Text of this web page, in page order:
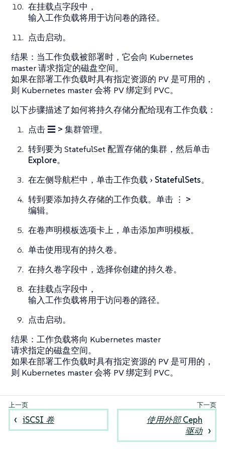
在挂载点字段中，
输入工作负载将用于访问卷的路径。
点击启动。
结果 ：当工作负载被部署时，它会向 Kubernetes
master 请求指定的磁盘空间。
如果在部署工作负载时具有指定资源的 PV 是可用的，
则 Kubernetes master 会将 PV 绑定到 PVC。
以下步骤描述了如何将持久存储分配给现有工作负载：
点击 ☰ > 集群管理。
转到要为 StatefulSet 配置存储的集群，然后单击
Explore。
在左侧导航栏中，单击工作负载 StatefulSets。
转到要添加持久存储的工作负载。单击 ⋮ >
编辑。
在卷声明模板选项卡上，单击添加声明模板。
单击使用现有的持久卷。
在持久卷字段中，选择你创建的持久卷。
在挂载点字段中，
输入工作负载将用于访问卷的路径。
点击启动。
结果 ：工作负载将向 Kubernetes master
请求指定的磁盘空间。
如果在部署工作负载时具有指定资源的 PV 是可用的，
则 Kubernetes master 会将 PV 绑定到 PVC。
iSCSI 卷
使用外部 Ceph
驱动